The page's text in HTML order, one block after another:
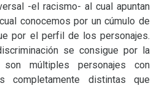
-el racismo- al cual apuntan
conocemos por un cúmulo de
por el perfil de los personajes.
se consigue por la
múltiples personajes con
completamente distintas que